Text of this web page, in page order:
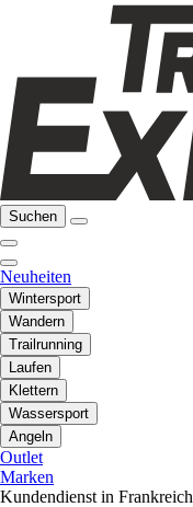
Suchen
Neuheiten
Wintersport
Wandern
Trailrunning
Laufen
Klettern
Wassersport
Angeln
Outlet
Marken
Kundendienst in Frankreich